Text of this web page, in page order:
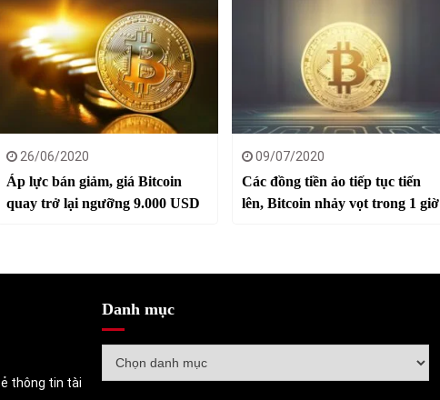
26/06/2020
Áp lực bán giảm, giá Bitcoin
quay trở lại ngưỡng 9.000 USD
09/07/2020
Các đồng tiền ảo tiếp tục tiến
lên, Bitcoin nhảy vọt trong 1 giờ
thông tin tài
Danh mục
mục